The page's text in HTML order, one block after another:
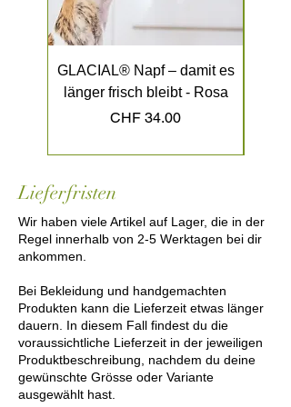
GLACIAL® Napf – damit es
länger frisch bleibt - Rosa
Preis
CHF 34.00
Lieferfristen
Wir haben viele Artikel auf Lager, die in der
Regel innerhalb von 2-5 Werktagen bei dir
ankommen.
Bei Bekleidung und handgemachten
Produkten kann die Lieferzeit etwas länger
dauern. In diesem Fall findest du die
voraussichtliche Lieferzeit in der jeweiligen
Produktbeschreibung, nachdem du deine
gewünschte Grösse oder Variante
ausgewählt hast.